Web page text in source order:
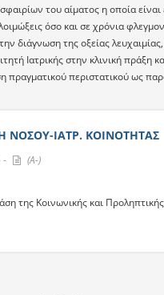
του αίματος η οποία
όσο και σε χρόνια
διάγνωση της οξείας
Ιατρικής στην κλινική πράξη
περιστατικού ως
ΝΟΣΟΥ-ΙΑΤΡ. ΚΟΙΝΟΤΗΤΑΣ
-
(A-)
της Κοινωνικής και